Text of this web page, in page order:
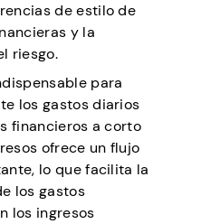
de estilo de
y la
riesgo.
para
los gastos diarios
financieros a corto
ofrece un flujo
lo que facilita la
los gastos
los ingresos